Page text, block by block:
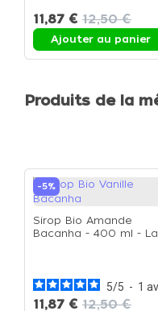
11,87 € 12,50 €
Ajouter au panier
Produits de la
-5%
Sirop Bio Amande
Bacanha - 400 ml - La
5/5 - 1
11,87 € 12,50 €